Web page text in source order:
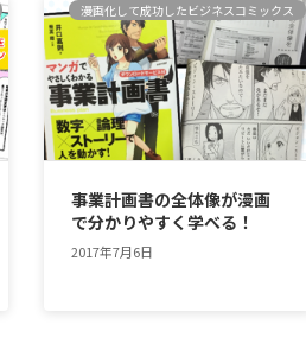
漫画化して成功したビジネスコミックス
事業計画書の全体像が漫画
で分かりやすく学べる！
2017年7月6日